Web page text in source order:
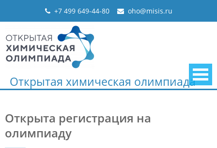
+7 499 649-44-80 oho@misis.ru
Открытая химическая олимпиада
Открыта регистрация на
олимпиаду